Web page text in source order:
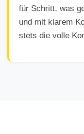
für Schritt, was
und mit klarem
stets die volle